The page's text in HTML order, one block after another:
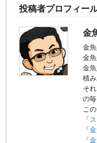
投稿者プロフィー
金
金
金
金
積
そ
の
こ
「
「
「